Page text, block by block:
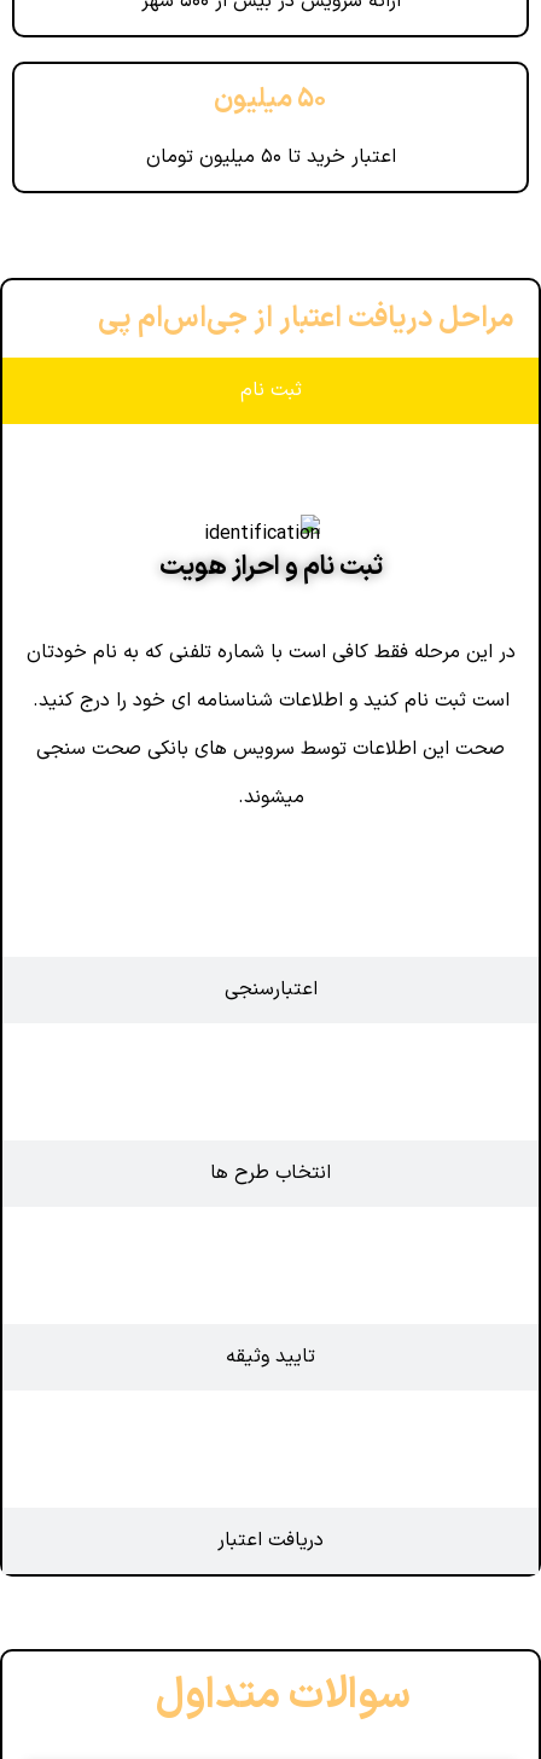
۵۰ میلیون
اعتبار خرید تا ۵۰ میلیون تومان
مراحل دریافت اعتبار از جی‌اس‌ام پی
ثبت نام
اعتبارسنجی
انتخاب طرح ها
تایید وثیقه
دریافت اعتبار
ثبت نام و احراز هویت
در این مرحله فقط کافی است با شماره تلفنی که به نام خودتان
است ثبت نام کنید و اطلاعات شناسنامه ای خود را درج کنید.
صحت این اطلاعات توسط سرویس های بانکی صحت سنجی
میشوند.
سوالات متداول